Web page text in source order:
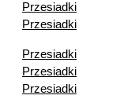
Przesiadki
Przesiadki
Przesiadki
Przesiadki
Przesiadki